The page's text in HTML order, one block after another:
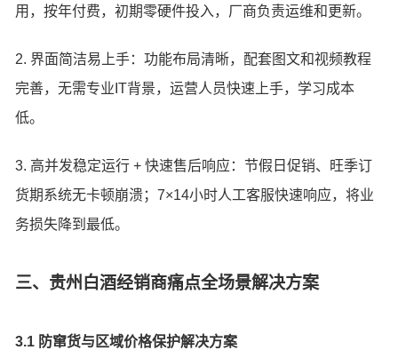
用，按年付费，初期零硬件投入，厂商负责运维和更新。
2. 界面简洁易上手：功能布局清晰，配套图文和视频教程
完善，无需专业IT背景，运营人员快速上手，学习成本
低。
3. 高并发稳定运行 + 快速售后响应：节假日促销、旺季订
货期系统无卡顿崩溃；7×14小时人工客服快速响应，将业
务损失降到最低。
三、贵州白酒经销商痛点全场景解决方案
3.1 防窜货与区域价格保护解决方案